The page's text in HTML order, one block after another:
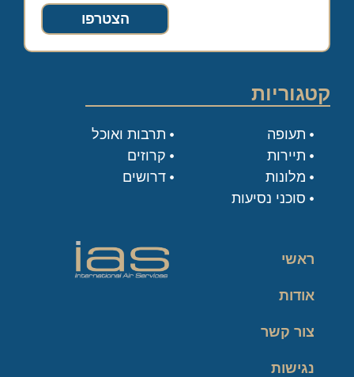
הצטרפו
קטגוריות
תעופה
תיירות
מלונות
סוכני נסיעות
תרבות ואוכל
קרוזים
דרושים
ראשי
אודות
צור קשר
נגישות